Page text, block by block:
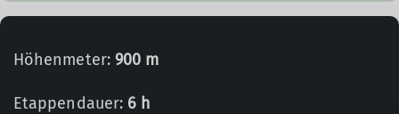
Höhenmeter: 900 m
Etappendauer: 6 h